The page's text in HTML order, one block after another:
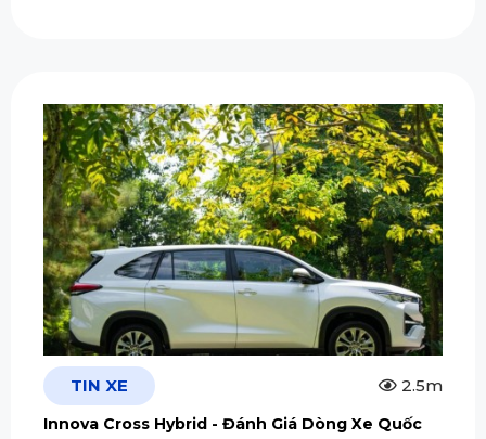
TIN XE 2.5m
Innova Cross Hybrid - Đánh Giá Dòng Xe Quốc